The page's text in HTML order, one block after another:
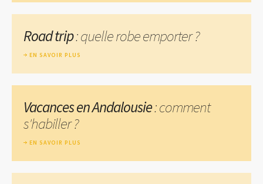
Road trip: quelle robe emporter ?
EN SAVOIR PLUS
Vacances en Andalousie: comment
s'habiller ?
EN SAVOIR PLUS